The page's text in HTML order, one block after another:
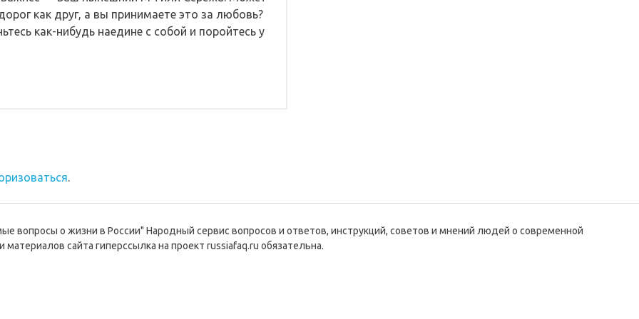
как друг, а вы принимаете это за любовь?
как-нибудь наедине с собой и поройтесь у
.
вопросы о жизни в России" Народный сервис вопросов и ответов, инструкций, советов и мнений людей о современной
сайта гиперссылка на проект russiafaq.ru обязательна.